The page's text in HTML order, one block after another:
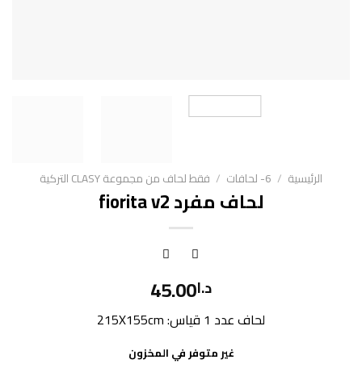
الرئيسية / 6- لحافات / فقط لحاف من مجموعة CLASY التركية
لحاف مفرد fiorita v2
د.ا45.00
لحاف عدد 1 قياس: 215X155cm
غير متوفر في المخزون